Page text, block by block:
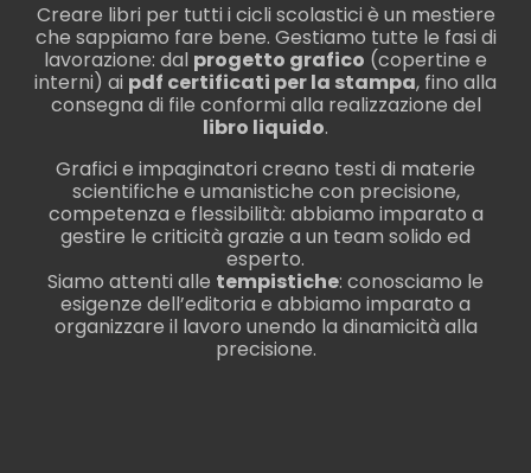
Creare libri per tutti i cicli scolastici è un mestiere
che sappiamo fare bene. Gestiamo tutte le fasi di
lavorazione: dal progetto grafico (copertine e
interni) ai pdf certificati per la stampa, fino alla
consegna di file conformi alla realizzazione del
libro liquido.
Grafici e impaginatori creano testi di materie
scientifiche e umanistiche con precisione,
competenza e flessibilità: abbiamo imparato a
gestire le criticità grazie a un team solido ed
esperto.
Siamo attenti alle tempistiche: conosciamo le
esigenze dell’editoria e abbiamo imparato a
organizzare il lavoro unendo la dinamicità alla
precisione.